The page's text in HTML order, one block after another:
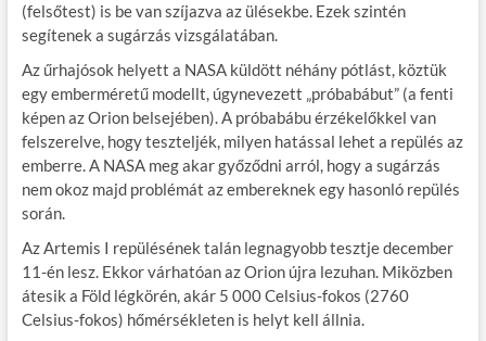
(felsőtest) is be van szíjazva az ülésekbe. Ezek szintén
segítenek a sugárzás vizsgálatában.
Az űrhajósok helyett a NASA küldött néhány pótlást, köztük
egy emberméretű modellt, úgynevezett „próbabábut” (a fenti
képen az Orion belsejében). A próbabábu érzékelőkkel van
felszerelve, hogy teszteljék, milyen hatással lehet a repülés az
emberre. A NASA meg akar győződni arról, hogy a sugárzás
nem okoz majd problémát az embereknek egy hasonló repülés
során.
Az Artemis I repülésének talán legnagyobb tesztje december
11-én lesz. Ekkor várhatóan az Orion újra lezuhan. Miközben
átesik a Föld légkörén, akár 5 000 Celsius-fokos (2760
Celsius-fokos) hőmérsékleten is helyt kell állnia.